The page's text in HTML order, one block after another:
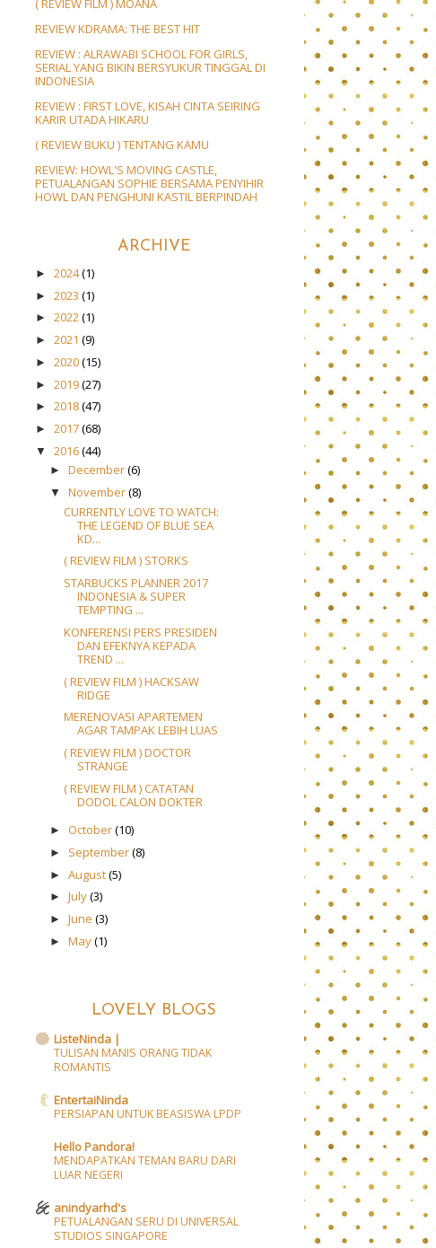
( REVIEW FILM ) MOANA
REVIEW KDRAMA: THE BEST HIT
REVIEW : ALRAWABI SCHOOL FOR GIRLS,
SERIAL YANG BIKIN BERSYUKUR TINGGAL DI
INDONESIA
REVIEW : FIRST LOVE, KISAH CINTA SEIRING
KARIR UTADA HIKARU
( REVIEW BUKU ) TENTANG KAMU
REVIEW: HOWL'S MOVING CASTLE,
PETUALANGAN SOPHIE BERSAMA PENYIHIR
HOWL DAN PENGHUNI KASTIL BERPINDAH
ARCHIVE
► 2024(1)
► 2023 (1)
► 2022(1)
► 2021 (9)
► 2020(15)
► 2019(27)
► 2018(47)
► 2017(68)
▼ 2016(44)
► December(6)
▼ November(8)
CURRENTLY LOVE TO WATCH:
THE LEGEND OF BLUE SEA
KD...
( REVIEW FILM ) STORKS
STARBUCKS PLANNER 2017
INDONESIA & SUPER
TEMPTING ...
KONFERENSI PERS PRESIDEN
DAN EFEKNYA KEPADA
TREND ...
( REVIEW FILM ) HACKSAW
RIDGE
MERENOVASI APARTEMEN
AGAR TAMPAK LEBIH LUAS
( REVIEW FILM ) DOCTOR
STRANGE
( REVIEW FILM ) CATATAN
DODOL CALON DOKTER
► October(10)
► September(8)
► August(5)
► July(3)
► June (3)
► May(1)
LOVELY BLOGS
ListeNinda |
TULISAN MANIS ORANG TIDAK
ROMANTIS
EntertaiNinda
PERSIAPAN UNTUK BEASISWA LPDP
Hello Pandora!
MENDAPATKAN TEMAN BARU DARI
LUAR NEGERI
anindyarhd's
PETUALANGAN SERU DI UNIVERSAL
STUDIOS SINGAPORE